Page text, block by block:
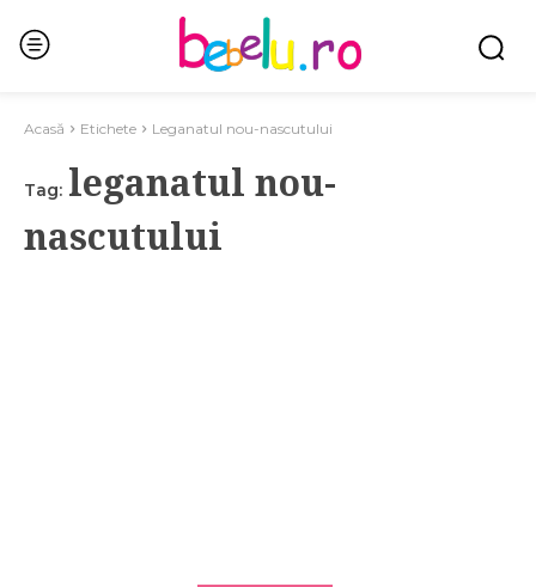
Acasă Etichete Leganatul nou-nascutului
Tag: leganatul nou-
nascutului